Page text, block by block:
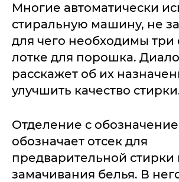
Многие автоматически
стиральную машину, не
для чего необходимы три
лотке для порошка.
расскажет об их
улучшить качество
Отделение с
обозначает отсек для
предварительной стирки
замачивания белья. В